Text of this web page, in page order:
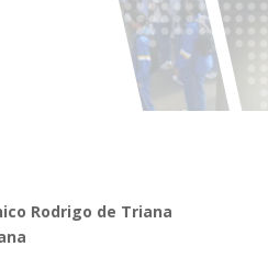
Rodrigo de Triana